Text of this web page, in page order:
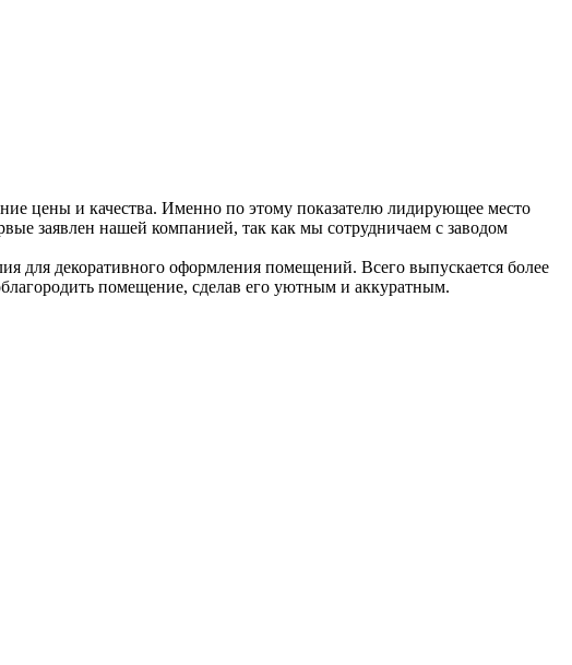
цены и качества. Именно по этому показателю лидирующее место
заявлен нашей компанией, так как мы сотрудничаем с заводом
для декоративного оформления помещений. Всего выпускается более
помещение, сделав его уютным и аккуратным.